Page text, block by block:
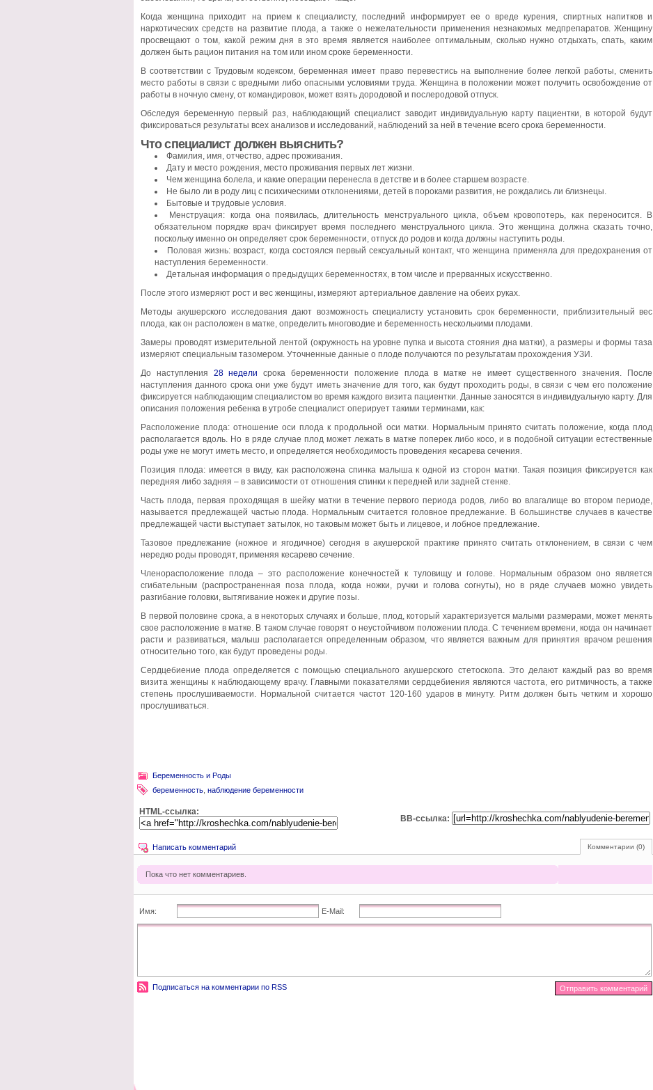
Когда женщина приходит на прием к специалисту, последний информирует ее о вреде курения, спиртных напитков и
наркотических средств на развитие плода, а также о нежелательности применения незнакомых медпрепаратов. Женщину
просвещают о том, какой режим дня в это время является наиболее оптимальным, сколько нужно отдыхать, спать, каким
должен быть рацион питания на том или ином сроке беременности.
В соответствии с Трудовым кодексом, беременная имеет право перевестись на выполнение более легкой работы, сменить
место работы в связи с вредными либо опасными условиями труда. Женщина в положении может получить освобождение от
работы в ночную смену, от командировок, может взять дородовой и послеродовой отпуск.
Обследуя беременную первый раз, наблюдающий специалист заводит индивидуальную карту пациентки, в которой будут
фиксироваться результаты всех анализов и исследований, наблюдений за ней в течение всего срока беременности.
Что специалист должен выяснить?
Фамилия, имя, отчество, адрес проживания.
Дату и место рождения, место проживания первых лет жизни.
Чем женщина болела, и какие операции перенесла в детстве и в более старшем возрасте.
Не было ли в роду лиц с психическими отклонениями, детей в пороками развития, не рождались ли близнецы.
Бытовые и трудовые условия.
Менструация: когда она появилась, длительность менструального цикла, объем кровопотерь, как переносится. В
обязательном порядке врач фиксирует время последнего менструального цикла. Это женщина должна сказать точно,
поскольку именно он определяет срок беременности, отпуск до родов и когда должны наступить роды.
Половая жизнь: возраст, когда состоялся первый сексуальный контакт, что женщина применяла для предохранения от
наступления беременности.
Детальная информация о предыдущих беременностях, в том числе и прерванных искусственно.
После этого измеряют рост и вес женщины, измеряют артериальное давление на обеих руках.
Методы акушерского исследования дают возможность специалисту установить срок беременности, приблизительный вес
плода, как он расположен в матке, определить многоводие и беременность несколькими плодами.
Замеры проводят измерительной лентой (окружность на уровне пупка и высота стояния дна матки), а размеры и формы таза
измеряют специальным тазомером. Уточненные данные о плоде получаются по результатам прохождения УЗИ.
До наступления 28 недели срока беременности положение плода в матке не имеет существенного значения. После
наступления данного срока они уже будут иметь значение для того, как будут проходить роды, в связи с чем его положение
фиксируется наблюдающим специалистом во время каждого визита пациентки. Данные заносятся в индивидуальную карту. Для
описания положения ребенка в утробе специалист оперирует такими терминами, как:
Расположение плода: отношение оси плода к продольной оси матки. Нормальным принято считать положение, когда плод
располагается вдоль. Но в ряде случае плод может лежать в матке поперек либо косо, и в подобной ситуации естественные
роды уже не могут иметь место, и определяется необходимость проведения кесарева сечения.
Позиция плода: имеется в виду, как расположена спинка малыша к одной из сторон матки. Такая позиция фиксируется как
передняя либо задняя – в зависимости от отношения спинки к передней или задней стенке.
Часть плода, первая проходящая в шейку матки в течение первого периода родов, либо во влагалище во втором периоде,
называется предлежащей частью плода. Нормальным считается головное предлежание. В большинстве случаев в качестве
предлежащей части выступает затылок, но таковым может быть и лицевое, и лобное предлежание.
Тазовое предлежание (ножное и ягодичное) сегодня в акушерской практике принято считать отклонением, в связи с чем
нередко роды проводят, применяя кесарево сечение.
Членорасположение плода – это расположение конечностей к туловищу и голове. Нормальным образом оно является
сгибательным (распространенная поза плода, когда ножки, ручки и голова согнуты), но в ряде случаев можно увидеть
разгибание головки, вытягивание ножек и другие позы.
В первой половине срока, а в некоторых случаях и больше, плод, который характеризуется малыми размерами, может менять
свое расположение в матке. В таком случае говорят о неустойчивом положении плода. С течением времени, когда он начинает
расти и развиваться, малыш располагается определенным образом, что является важным для принятия врачом решения
относительно того, как будут проведены роды.
Сердцебиение плода определяется с помощью специального акушерского стетоскопа. Это делают каждый раз во время
визита женщины к наблюдающему врачу. Главными показателями сердцебиения являются частота, его ритмичность, а также
степень прослушиваемости. Нормальной считается частот 120-160 ударов в минуту. Ритм должен быть четким и хорошо
прослушиваться.
Беременность и Роды
беременность наблюдение беременности
HTML-ссылка:
BB-ссылка:
Комментарии (0)
Написать комментарий
Пока что нет комментариев.
Имя: E-Mail:
Подписаться на комментарии по RSS